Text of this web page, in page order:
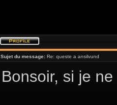
Sujet du message: Re: queste a ansilvund
Bonsoir, si je